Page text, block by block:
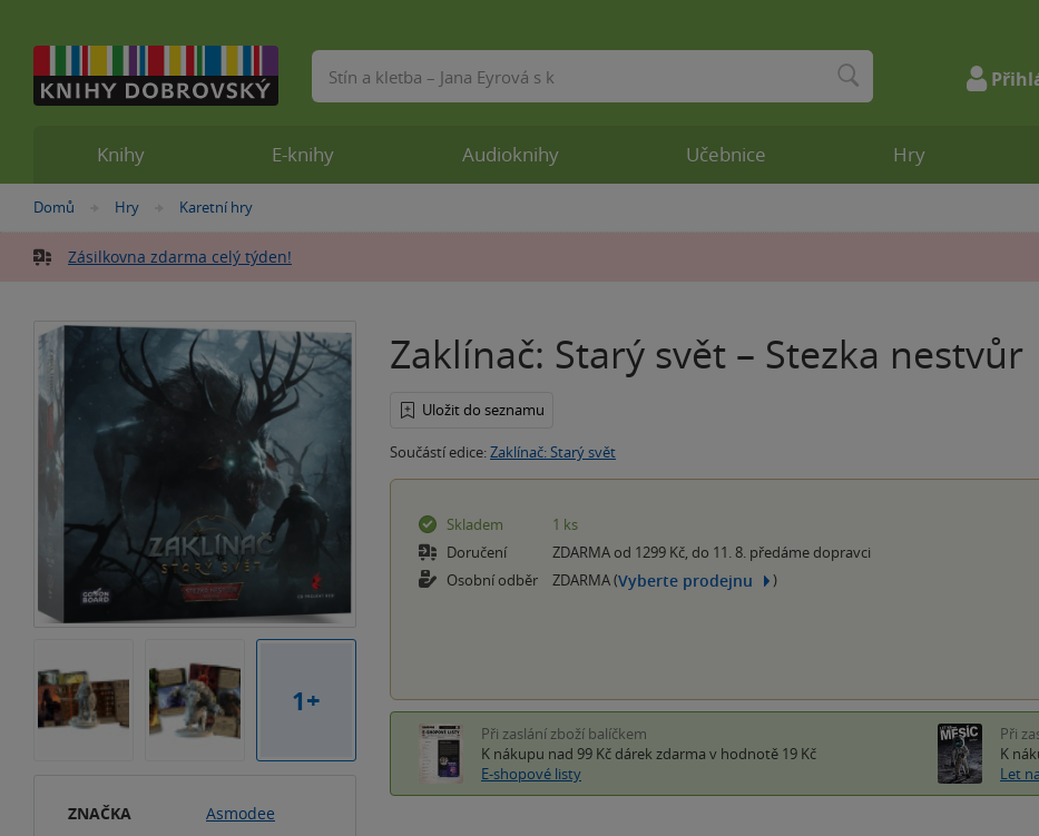
Nacházíte
zde:
Domů »Hry »
Karetní hry
Zásilkovna zdarma celý týden!
1+
ZNAČKA
Asmodee
Zaklínač: Starý svět – Stezka nestvůr
Uložit do seznamu
Součástí edice:Zaklínač: Starý svět
Skladem
1 ks
Doručení
ZDARMA od 1299 Kč, do 11. 8. předáme dopravci
Osobní odběr
ZDARMA (Vyberte prodejnu )
Při zaslání zboží balíčkem
K nákupu nad 99 Kč dárek zdarma v hodnotě 19 Kč
E-shopové listy
Při
K
Let
Knihy E-knihy Audioknihy Učebnice Hry
Vyhledávání